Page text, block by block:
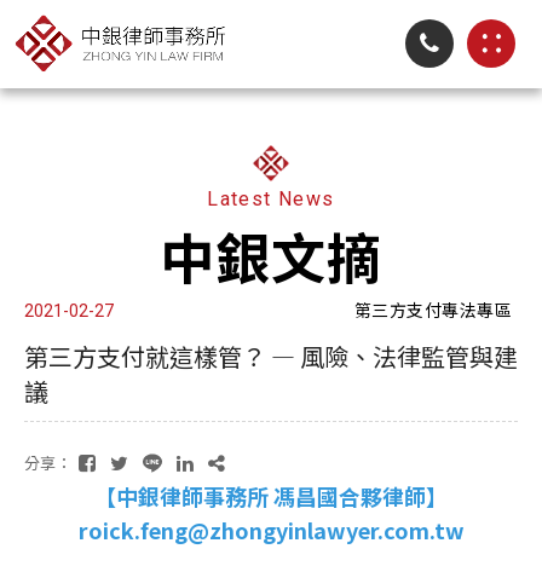
Latest News
中銀文摘
2021-02-27 第三方支付專法專區
第三方支付就這樣管？ — 風險、法律監管與建
議
分享：
【中銀律師事務所 馮昌國合夥律師】
roick.feng@zhongyinlawyer.com.tw